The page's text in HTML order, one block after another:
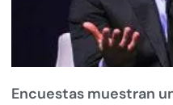
Encuestas muestran